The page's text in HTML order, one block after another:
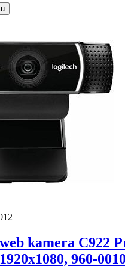
kamera C922
960-